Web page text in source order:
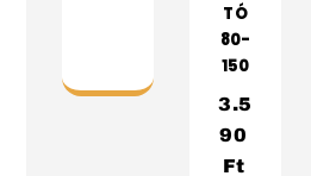
TÓ
80-
150
3.5
90
Ft